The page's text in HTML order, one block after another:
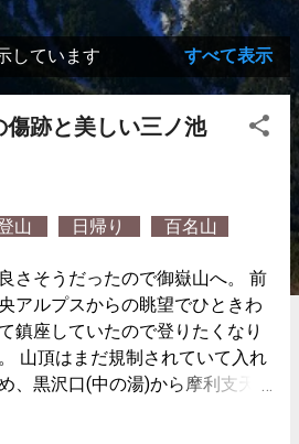
しています すべて表示
跡と美しい三ノ池
山 日帰り 百名山
さそうだったので御嶽山へ。 前
アルプスからの眺望でひときわ
鎮座していたので登りたくなり
山頂はまだ規制されていて入れ
、黒沢口(中の湯)から摩利支天